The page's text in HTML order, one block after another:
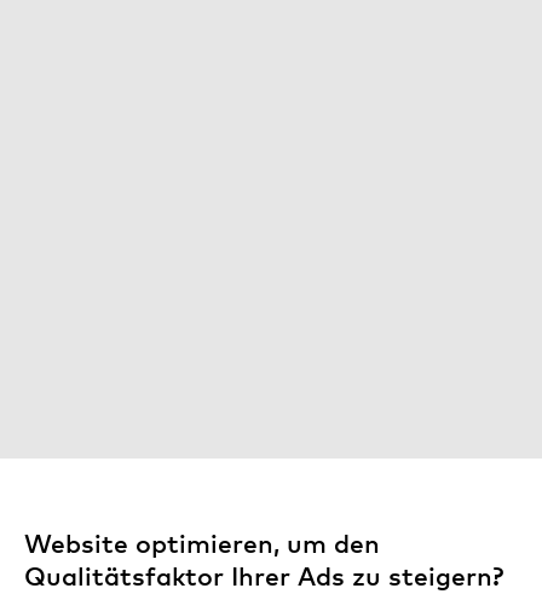
Website optimieren, um den
Qualitätsfaktor Ihrer Ads zu steigern?